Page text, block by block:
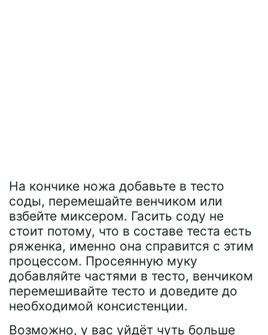
На кончике ножа добавьте в тесто
соды, перемешайте венчиком или
взбейте миксером. Гасить соду не
стоит потому, что в составе теста есть
ряженка, именно она справится с этим
процессом. Просеянную муку
добавляйте частями в тесто, венчиком
перемешивайте тесто и доведите до
необходимой консистенции.
Возможно, у вас уйдёт чуть больше